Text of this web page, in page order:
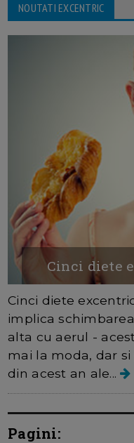
NOUTATI EXCENTRIC
Cinci diete
Cinci diete
implica
alta cu aerul -
mai la moda, dar
din acest an ale...
Pagini: